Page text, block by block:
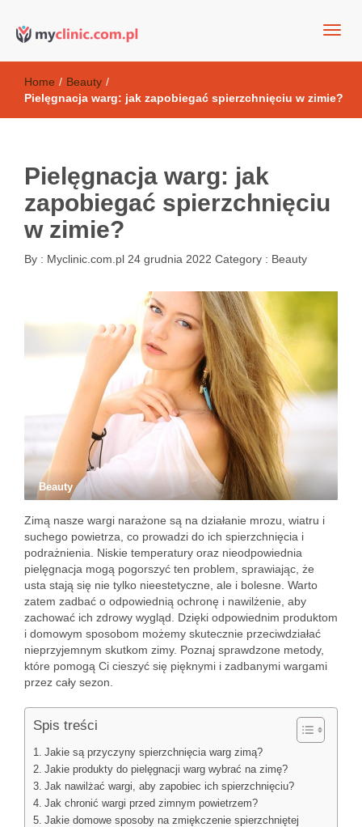
Kosmetyki antyoksydacyjne
Home / Beauty /
Pielęgnacja warg: jak zapobiegać spierzchnięciu w zimie?
Pielęgnacja warg: jak
zapobiegać spierzchnięciu
w zimie?
By : Myclinic.com.pl 24 grudnia 2022 Category : Beauty
Beauty
Zimą nasze wargi narażone są na działanie mrozu, wiatru i
suchego powietrza, co prowadzi do ich spierzchnięcia i
podrażnienia. Niskie temperatury oraz nieodpowiednia
pielęgnacja mogą pogorszyć ten problem, sprawiając, że
usta stają się nie tylko nieestetyczne, ale i bolesne. Warto
zatem zadbać o odpowiednią ochronę i nawilżenie, aby
zachować ich zdrowy wygląd. Dzięki odpowiednim produktom
i domowym sposobom możemy skutecznie przeciwdziałać
nieprzyjemnym skutkom zimy. Poznaj sprawdzone metody,
które pomogą Ci cieszyć się pięknymi i zadbanymi wargami
przez cały sezon.
Spis treści
Jakie są przyczyny spierzchnięcia warg zimą?
Jakie produkty do pielęgnacji warg wybrać na zimę?
Jak nawilżać wargi, aby zapobiec ich spierzchnięciu?
Jak chronić wargi przed zimnym powietrzem?
Jakie domowe sposoby na zmiękczenie spierzchniętej